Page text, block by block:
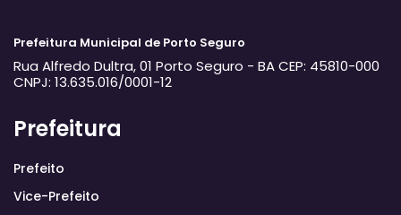
Prefeitura Municipal de Porto Seguro
Rua Alfredo Dultra, 01 Porto Seguro - BACEP: 45810-000
CNPJ: 13.635.016/0001-12
Prefeitura
Prefeito
Vice-Prefeito